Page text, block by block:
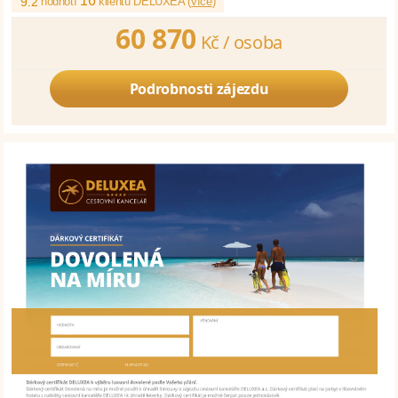
60 870 Kč / osoba
Podrobnosti zájezdu